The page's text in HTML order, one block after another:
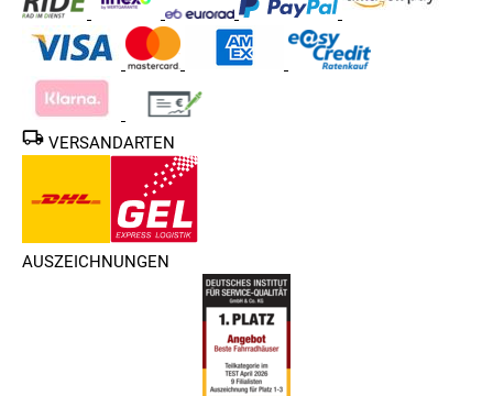
VERSANDARTEN
AUSZEICHNUNGEN